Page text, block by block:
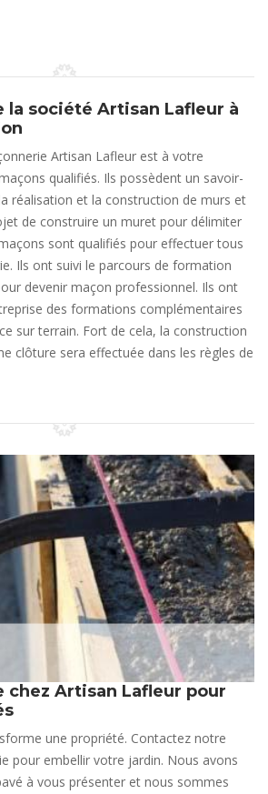
la société Artisan Lafleur à
Artisan Lafleur est à votre
qualifiés. Ils possèdent un savoir-
réalisation et la construction de murs et
de construire un muret pour délimiter
sont qualifiés pour effectuer tous
Ils ont suivi le parcours de formation
devenir maçon professionnel. Ils ont
des formations complémentaires
sur terrain. Fort de cela, la construction
clôture sera effectuée dans les règles de
chez Artisan Lafleur pour
une propriété. Contactez notre
pour embellir votre jardin. Nous avons
à vous présenter et nous sommes